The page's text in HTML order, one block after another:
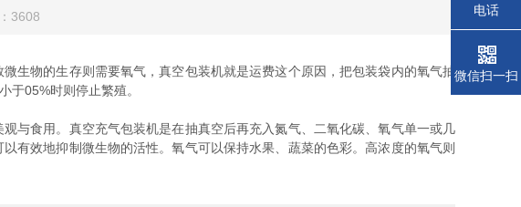
3608
物的生存则需要氧气，真空包装机就是运费这个原因，把包装袋内的氧气抽
于05%时则停止繁殖。
食用。真空充气包装机是在抽真空后再充入氮气、二氧化碳、氧气单一或几
有效地抑制微生物的活性。氧气可以保持水果、蔬菜的色彩。高浓度的氧气则
电话
微信扫一扫